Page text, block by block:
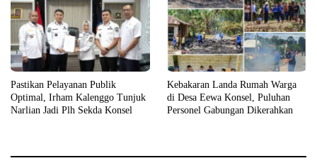
Pastikan Pelayanan Publik
Optimal, Irham Kalenggo Tunjuk
Narlian Jadi Plh Sekda Konsel
Kebakaran Landa Rumah Warga
di Desa Eewa Konsel, Puluhan
Personel Gabungan Dikerahkan